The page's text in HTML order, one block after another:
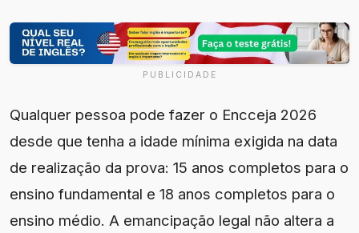
PUBLICIDADE
Qualquer pessoa pode fazer o Encceja 2026
desde que tenha a idade mínima exigida na data
de realização da prova: 15 anos completos para o
ensino fundamental e 18 anos completos para o
ensino médio. A emancipação legal não altera a